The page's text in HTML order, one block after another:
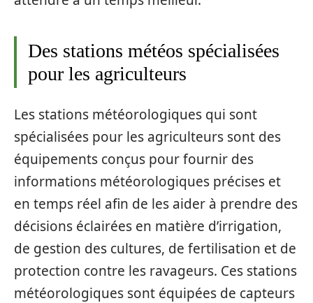
Des stations météos spécialisées
pour les agriculteurs
Les stations météorologiques qui sont
spécialisées pour les agriculteurs sont des
équipements conçus pour fournir des
informations météorologiques précises et
en temps réel afin de les aider à prendre des
décisions éclairées en matière d’irrigation,
de gestion des cultures, de fertilisation et de
protection contre les ravageurs. Ces stations
météorologiques sont équipées de capteurs